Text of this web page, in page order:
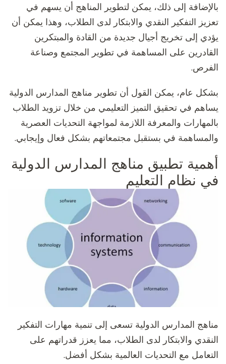
بالإضافة إلى ذلك، يمكن لتطوير المناهج أن يسهم في
تعزيز التفكير النقدي والابتكار لدى الطلاب، وهذا يمكن أن
يؤدي إلى تخريج أجيال جديدة من القادة والمبتكرين
القادرين على المساهمة في تطوير المجتمع وصناعة
الفرص.
بشكل عام، يمكن القول أن تطوير مناهج المدارس الدولية
يساهم في تحقيق التميز التعليمي من خلال تزويد الطلاب
بالمهارات والمعرفة اللازمة لمواجهة التحديات العصرية
والمساهمة في بستقبل مجتمعاتهم بشكل فعال وإيجابي.
أهمية تطبيق مناهج المدارس الدولية
في نظام التعليم
مناهج المدارس الدولية تسعى إلى تنمية مهارات التفكير
النقدي والابتكار لدى الطلاب، مما يعزز قدراتهم على
التعامل مع التحديات العالمية بشكل أفضل.